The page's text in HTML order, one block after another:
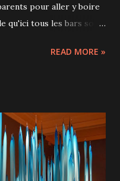
pour aller y boire
qu'ici tous les bars sont
bien sympa. Il y en a
et soda citron-lime.
impressionnante
difficiles à reproduire
le pub étant tout petit,
READ MORE »